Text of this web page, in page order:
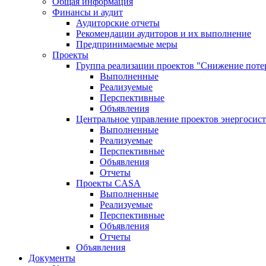
Финансы и аудит
Аудиторские отчеты
Рекомендации аудиторов и их выполнение
Предпринимаемые меры
Проекты
Группа реализации проектов "Снижение
Выполненные
Реализуемые
Перспективные
Объявления
Центральное управление проектов
Выполненные
Реализуемые
Перспективные
Объявления
Отчеты
Проекты CASA
Выполненные
Реализуемые
Перспективные
Объявления
Отчеты
Объявления
Документы